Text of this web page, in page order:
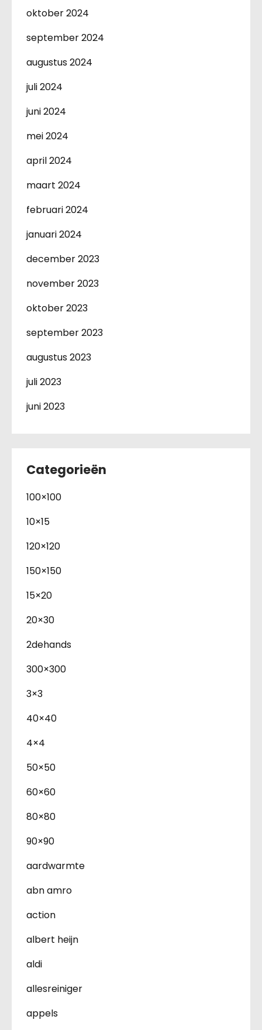
oktober 2024
september 2024
augustus 2024
juli 2024
juni 2024
mei 2024
april 2024
maart 2024
februari 2024
januari 2024
december 2023
november 2023
oktober 2023
september 2023
augustus 2023
juli 2023
juni 2023
Categorieën
100×100
10×15
120×120
150×150
15×20
20×30
2dehands
300×300
3×3
40×40
4×4
50×50
60×60
80×80
90×90
aardwarmte
abn amro
action
albert heijn
aldi
allesreiniger
appels